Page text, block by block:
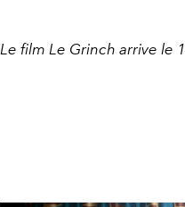
Le film Le Grinch arrive le 1